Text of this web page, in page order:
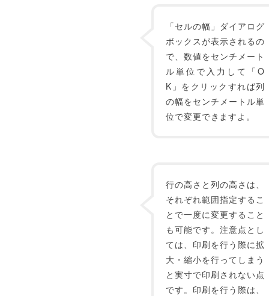
「セルの幅」ダイアログ
ボックスが表示されるの
で、数値をセンチメート
ル単位で入力して「O
K」をクリックすれば列
の幅をセンチメートル単
位で変更できますよ。
行の高さと列の高さは、
それぞれ範囲指定するこ
とで一度に変更すること
も可能です。注意点とし
ては、印刷を行う際に拡
大・縮小を行ってしまう
と実寸で印刷されない点
です。印刷を行う際は、